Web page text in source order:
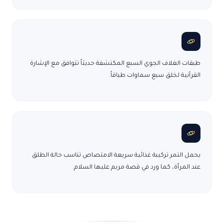
طبقات الغلاف الجوي السبع المكتشفة حديثاً تتوافق مع الإشارة
القرآنية لخلق سبع سماوات طباقاً.
يحمل التمر تركيبة غذائية سريعة الامتصاص تناسب حالة الطلق
عند المرأة، كما ورد في قصة مريم عليها السلام.